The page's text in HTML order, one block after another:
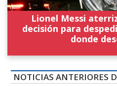
Lionel Messi
decisión para
donde
NOTICIAS ANTERIORES